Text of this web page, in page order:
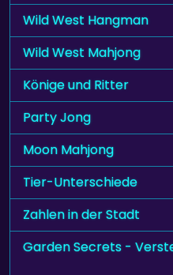
Wild West Hangman
Wild West Mahjong
Könige und Ritter
Party Jong
Moon Mahjong
Tier-Unterschiede
Zahlen in der Stadt
Garden Secrets -